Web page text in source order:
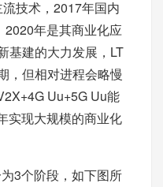
技术，2017年国内
年是其商业化应
基建的大力发展，LT
，但相对进程会略慢
Uu+5G Uu能
实现大规模的商业化
3个阶段，如下图所